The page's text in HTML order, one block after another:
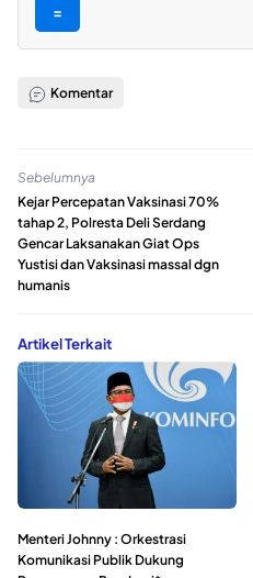
=
Komentar
Sebelumnya
Kejar Percepatan Vaksinasi 70%
tahap 2, Polresta Deli Serdang
Gencar Laksanakan Giat Ops
Yustisi dan Vaksinasi massal dgn
humanis
Artikel Terkait
Menteri Johnny : Orkestrasi
Komunikasi Publik Dukung